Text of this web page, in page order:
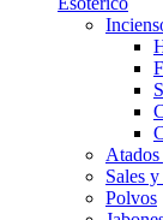
Sales
Polvos